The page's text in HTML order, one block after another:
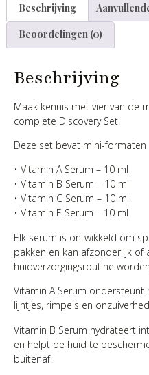
Beschrijving
Beoordelingen (0)
Beschrijving
Maak kennis met vier van de
complete Discovery Set.
Deze set bevat mini-formaten
• Vitamin A Serum – 10 ml
• Vitamin B Serum – 10 ml
• Vitamin C Serum – 10 ml
• Vitamin E Serum – 10 ml
Elk serum is ontwikkeld om
pakken en kan afzonderlijk
huidverzorgingsroutine
Vitamin A Serum ondersteunt
lijntjes, rimpels en
Vitamin B Serum hydrateert
en helpt de huid te
buitenaf.